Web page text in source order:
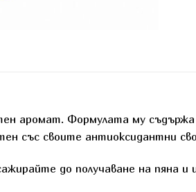
аромат. Формулата му
със своите антиоксидантни
до получаване на пяна